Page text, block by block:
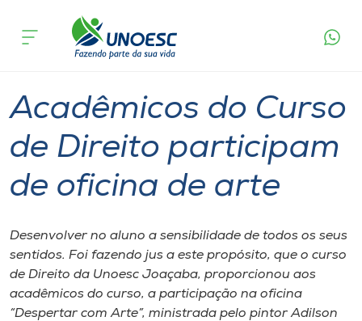
Cursos
Pesquisa
Atendimento ao Estudante
Portal de Ensino
A
acontece
Acadêmicos do Curso
de Direito participam
de oficina de arte
Desenvolver no aluno a sensibilidade de todos os seus
sentidos. Foi fazendo jus a este propósito, que o curso
de Direito da Unoesc Joaçaba, proporcionou aos
acadêmicos do curso, a participação na oficina
“Despertar com Arte”, ministrada pelo pintor Adilson